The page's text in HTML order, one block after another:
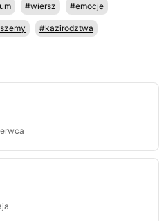
#wiersz #emocje
#kazirodztwa